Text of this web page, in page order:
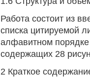
Работа состоит из
списка цитируемой
алфавитном
содержащих 28
2 Краткое